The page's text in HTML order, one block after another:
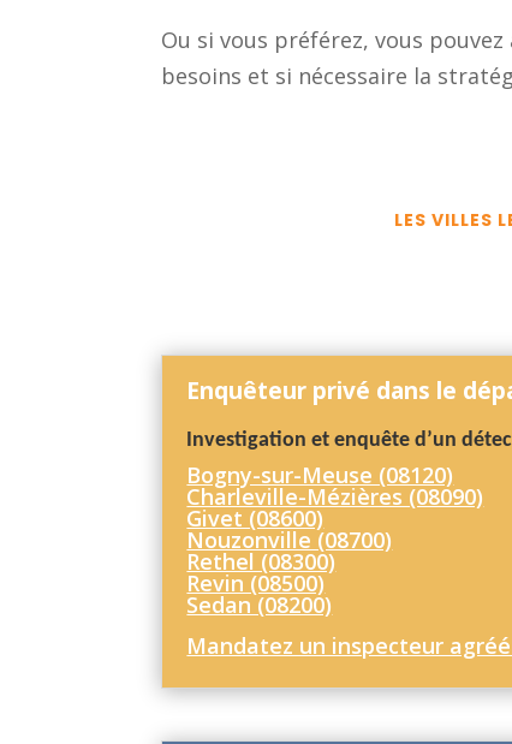
Ou si vous préférez, vous
besoins et si nécessaire la
LES VILLES
Enquêteur privé dans le
Investigation et enquête d’un
Bogny-sur-Meuse (08120)
Charleville-Mézières (08090)
Givet (08600)
Nouzonville (08700)
Rethel (08300)
Revin (08500)
Sedan (08200)
Mandatez un inspecteur